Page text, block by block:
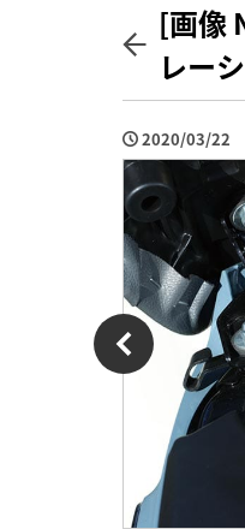
[画像
レー
2020/03/22